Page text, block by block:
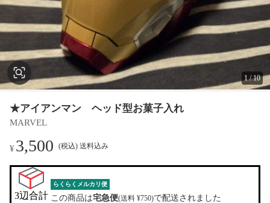
1/10
★アイアンマン ヘッド型お菓子入れ
MARVEL
¥3,500 (税込) 送料込み
3辺合計
らくらくメルカリ便
この商品は宅急便(送料 ¥750)で配送されました